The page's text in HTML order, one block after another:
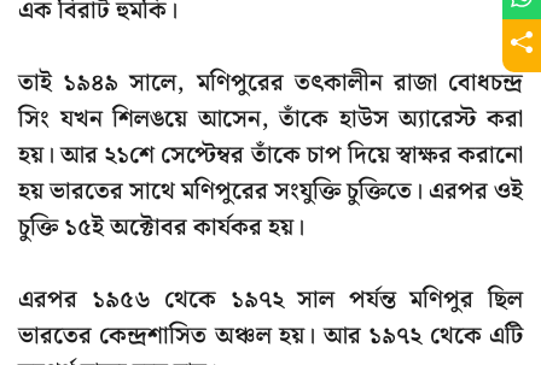
এক বিরাট হুমকি।
তাই ১৯৪৯ সালে, মণিপুরের তৎকালীন রাজা বোধচন্দ্র
সিং যখন শিলঙয়ে আসেন, তাঁকে হাউস অ্যারেস্ট করা
হয়। আর২১শে সেপ্টেম্বরতাঁকে চাপ দিয়ে স্বাক্ষর করানো
হয় ভারতের সাথে মণিপুরের সংযুক্তি চুক্তিতে। এরপর ওই
চুক্তি ১৫ই অক্টোবর কার্যকর হয়।
এরপর ১৯৫৬ থেকে ১৯৭২ সালপর্যন্ত মণিপুর ছিল
ভারতের কেন্দ্রশাসিত অঞ্চল হয়। আর ১৯৭২থেকে এটি